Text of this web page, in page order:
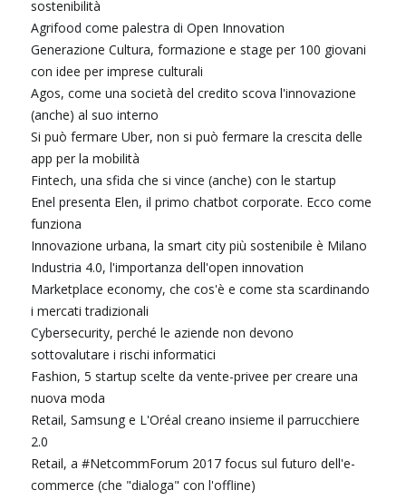
sostenibilità
Agrifood come palestra di Open Innovation
Generazione Cultura, formazione e stage per 100 giovani
con idee per imprese culturali
Agos, come una società del credito scova l'innovazione
(anche) al suo interno
Si può fermare Uber, non si può fermare la crescita delle
app per la mobilità
Fintech, una sfida che si vince (anche) con le startup
Enel presenta Elen, il primo chatbot corporate. Ecco come
funziona
Innovazione urbana, la smart city più sostenibile è Milano
Industria 4.0, l'importanza dell'open innovation
Marketplace economy, che cos'è e come sta scardinando
i mercati tradizionali
Cybersecurity, perché le aziende non devono
sottovalutare i rischi informatici
Fashion, 5 startup scelte da vente-privee per creare una
nuova moda
Retail, Samsung e L'Oréal creano insieme il parrucchiere
2.0
Retail, a #NetcommForum 2017 focus sul futuro dell'e-
commerce (che "dialoga" con l'offline)